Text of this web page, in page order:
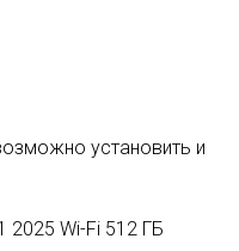
установить и
2025 Wi-Fi 512 ГБ